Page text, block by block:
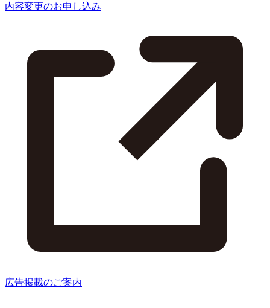
内容変更のお申し込み
広告掲載のご案内